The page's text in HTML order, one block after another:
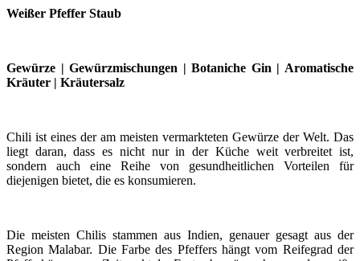
Weißer Pfeffer Staub
Gewürze | Gewürzmischungen | Botaniche Gin | Aromatische
Kräuter | Kräutersalz
Chili ist eines der am meisten vermarkteten Gewürze der Welt. Das
liegt daran, dass es nicht nur in der Küche weit verbreitet ist,
sondern auch eine Reihe von gesundheitlichen Vorteilen für
diejenigen bietet, die es konsumieren.
Die meisten Chilis stammen aus Indien, genauer gesagt aus der
Region Malabar. Die Farbe des Pfeffers hängt vom Reifegrad der